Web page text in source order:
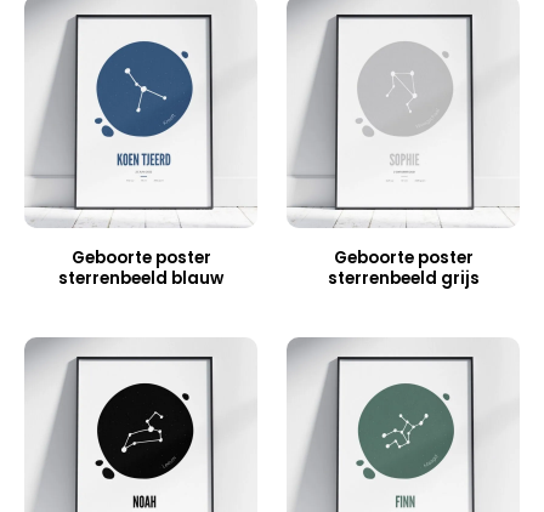
Geboorte poster
sterrenbeeld blauw
Geboorte poster
sterrenbeeld grijs